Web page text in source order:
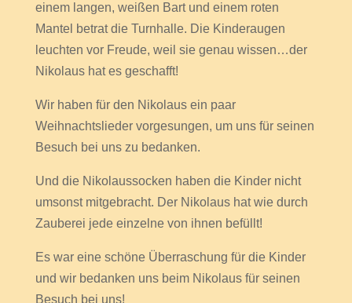
einem langen, weißen Bart und einem roten
Mantel betrat die Turnhalle. Die Kinderaugen
leuchten vor Freude, weil sie genau wissen…der
Nikolaus hat es geschafft!
Wir haben für den Nikolaus ein paar
Weihnachtslieder vorgesungen, um uns für seinen
Besuch bei uns zu bedanken.
Und die Nikolaussocken haben die Kinder nicht
umsonst mitgebracht. Der Nikolaus hat wie durch
Zauberei jede einzelne von ihnen befüllt!
Es war eine schöne Überraschung für die Kinder
und wir bedanken uns beim Nikolaus für seinen
Besuch bei uns!